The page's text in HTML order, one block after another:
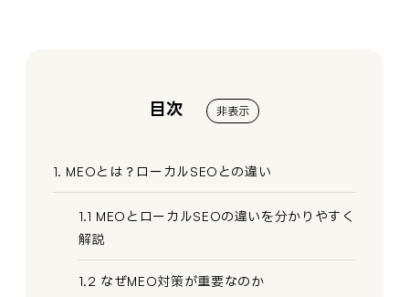
目次 非表示
1. MEOとは？ローカルSEOとの違い
1.1 MEOとローカルSEOの違いを分かりやすく
解説
1.2 なぜMEO対策が重要なのか